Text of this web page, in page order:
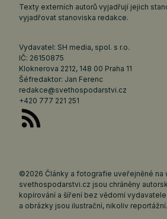
Texty externích autorů vyjadřují jejich
vyjadřovat stanoviska redakce.
Vydavatel: SH media, spol. s r.o.
IČ: 26150875
Kloknerova 2212, 148 00 Praha 11
Šéfredaktor: Jan Ferenc
redakce@svethospodarstvi.cz
+420 777 221 251
©2026 Články a fotografie uveřejněné na
svethospodarstvi.cz jsou chráněny
kopírování a šíření bez vědomí
a obrázky jsou ilustrační, nikoliv reportážní.